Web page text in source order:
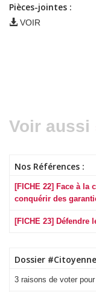
Pièces-jointes :
VOIR
Voir aussi
Nos Références :
[FICHE 22] Face à la
conquérir des
[FICHE 23] Défendre
Dossier
3 raisons de voter